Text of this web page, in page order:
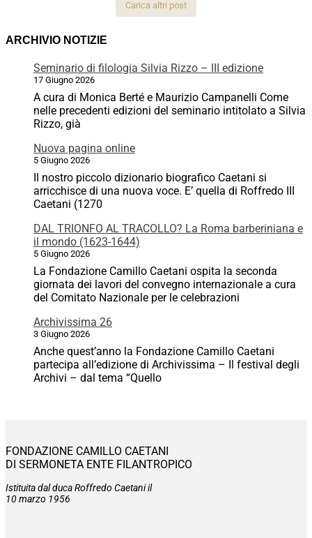
Carica altri post
ARCHIVIO NOTIZIE
Seminario di filologia Silvia Rizzo – III edizione
17 Giugno 2026
A cura di Monica Berté e Maurizio Campanelli Come
nelle precedenti edizioni del seminario intitolato a Silvia
Rizzo, già
Nuova pagina online
5 Giugno 2026
Il nostro piccolo dizionario biografico Caetani si
arricchisce di una nuova voce. E’ quella di Roffredo III
Caetani (1270
DAL TRIONFO AL TRACOLLO? La Roma barberiniana e
il mondo (1623-1644)
5 Giugno 2026
La Fondazione Camillo Caetani ospita la seconda
giornata dei lavori del convegno internazionale a cura
del Comitato Nazionale per le celebrazioni
Archivissima 26
3 Giugno 2026
Anche quest’anno la Fondazione Camillo Caetani
partecipa all’edizione di Archivissima – Il festival degli
Archivi – dal tema “Quello
FONDAZIONE CAMILLO CAETANI
DI SERMONETA ENTE FILANTROPICO
Istituita dal duca Roffredo Caetani il
10 marzo 1956